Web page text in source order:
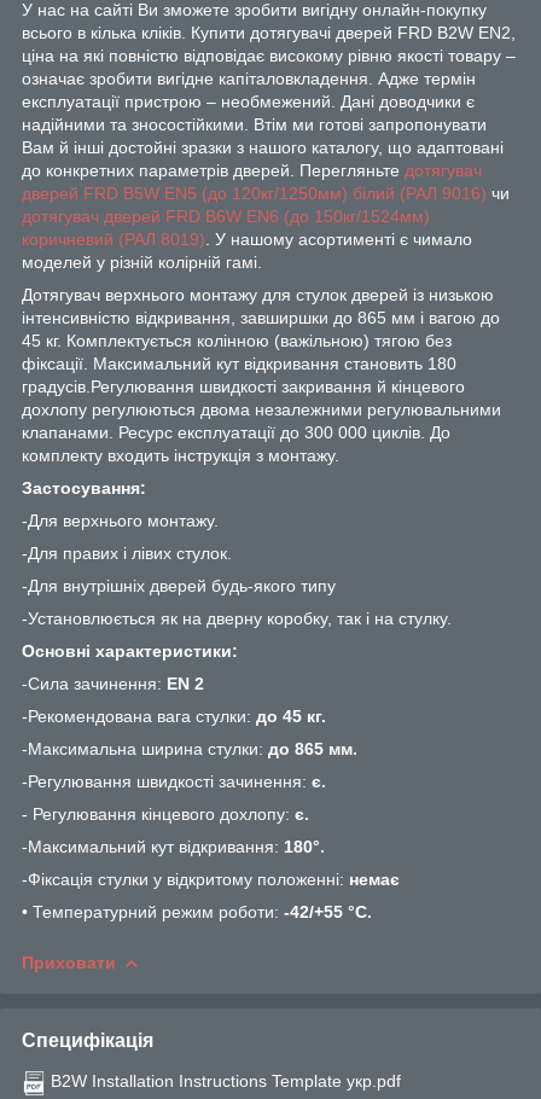
У нас на сайті Ви зможете зробити вигідну онлайн-покупку
всього в кілька кліків. Купити дотягувачі дверей FRD B2W EN2,
ціна на які повністю відповідає високому рівню якості товару –
означає зробити вигідне капіталовкладення. Адже термін
експлуатації пристрою – необмежений. Дані доводчики є
надійними та зносостійкими. Втім ми готові запропонувати
Вам й інші достойні зразки з нашого каталогу, що адаптовані
до конкретних параметрів дверей. Перегляньте дотягувач
дверей FRD B5W EN5 (до 120кг/1250мм) білий (РАЛ 9016) чи
дотягувач дверей FRD B6W EN6 (до 150кг/1524мм)
коричневий (РАЛ 8019) . У нашому асортименті є чимало
моделей у різній колірній гамі.
Дотягувач верхнього монтажу для стулок дверей із низькою
інтенсивністю відкривання, завширшки до 865 мм і вагою до
45 кг. Комплектується колінною (важільною) тягою без
фіксації. Максимальний кут відкривання становить 180
градусів.Регулювання швидкості закривання й кінцевого
дохлопу регулюються двома незалежними регулювальними
клапанами. Ресурс експлуатації до 300 000 циклів. До
комплекту входить інструкція з монтажу.
Застосування:
-Для верхнього монтажу.
-Для правих і лівих стулок.
-Для внутрішніх дверей будь-якого типу
-Установлюється як на дверну коробку, так і на стулку.
Основні характеристики:
-Сила зачинення: EN 2
-Рекомендована вага стулки: до 45 кг.
-Максимальна ширина стулки: до 865 мм.
-Регулювання швидкості зачинення: є.
- Регулювання кінцевого дохлопу: є.
-Максимальний кут відкривання: 180°.
-Фіксація стулки у відкритому положенні: немає
• Температурний режим роботи: -42/+55 °С.
Приховати
Специфікація
B2W Installation Instructions Template укр.pdf